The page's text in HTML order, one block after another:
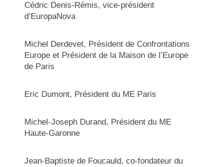
Cédric Denis-Rémis, vice-président
d’EuropaNova
Michel Derdevet, Président de Confrontations
Europe et Président de la Maison de l’Europe
de Paris
Eric Dumont, Président du ME Paris
Michel-Joseph Durand, Président du ME
Haute-Garonne
Jean-Baptiste de Foucauld, co-fondateur du